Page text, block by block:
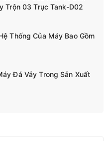
Trộn 03 Trục Tank-D02
Thống Của Máy Bao Gồm
Đá Vảy Trong Sản Xuất